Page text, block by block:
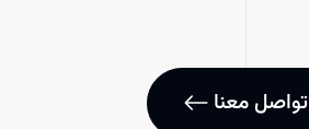
تواصل معنا